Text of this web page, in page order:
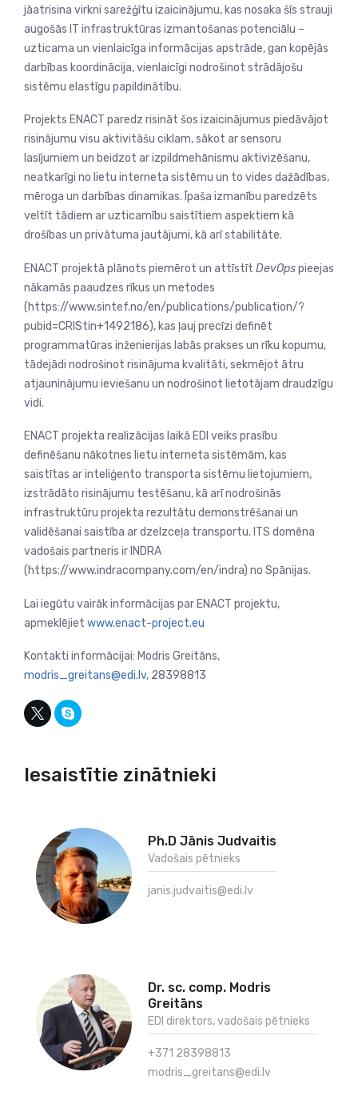
jāatrisina virkni sarežģītu izaicinājumu, kas nosaka šīs strauji
augošās IT infrastruktūras izmantošanas potenciālu –
uzticama un vienlaicīga informācijas apstrāde, gan kopējās
darbības koordinācija, vienlaicīgi nodrošinot strādājošu
sistēmu elastīgu papildinātību.
Projekts ENACT paredz risināt šos izaicinājumus piedāvājot
risinājumu visu aktivitāšu ciklam, sākot ar sensoru
lasījumiem un beidzot ar izpildmehānismu aktivizēšanu,
neatkarīgi no lietu interneta sistēmu un to vides dažādības,
mēroga un darbības dinamikas. Īpaša izmanību paredzēts
veltīt tādiem ar uzticamību saistītiem aspektiem kā
drošības un privātuma jautājumi, kā arī stabilitāte.
ENACT projektā plānots piemērot un attīstīt DevOpspieejas
nākamās paaudzes rīkus un metodes
(https://www.sintef.no/en/publications/publication/?
pubid=CRIStin+1492186), kas ļauj precīzi definēt
programmatūras inženierijas labās prakses un rīku kopumu,
tādejādi nodrošinot risinājuma kvalitāti, sekmējot ātru
atjauninājumu ieviešanu un nodrošinot lietotājam draudzīgu
vidi.
ENACT projekta realizācijas laikā EDI veiks prasību
definēšanu nākotnes lietu interneta sistēmām, kas
saistītas ar inteliģento transporta sistēmu lietojumiem,
izstrādāto risinājumu testēšanu, kā arī nodrošinās
infrastruktūru projekta rezultātu demonstrēšanai un
validēšanai saistība ar dzelzceļa transportu. ITS domēna
vadošais partneris ir INDRA
(https://www.indracompany.com/en/indra) no Spānijas.
Lai iegūtu vairāk informācijas par ENACT projektu,
apmeklējiet www.enact-project.eu
Kontakti informācijai: Modris Greitāns,
modris_greitans@edi.lv, 28398813
Iesaistītie zinātnieki
Ph.D Jānis Judvaitis
Vadošais pētnieks
janis.judvaitis@edi.lv
Dr. sc. comp. Modris
Greitāns
EDI direktors, vadošais pētnieks
+371 28398813
modris_greitans@edi.lv